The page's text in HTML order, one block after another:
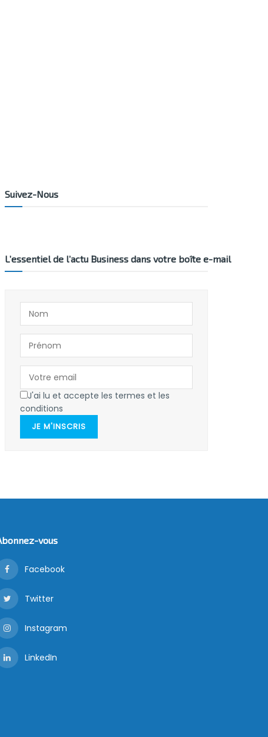
Suivez-Nous
L’essentiel de l’actu Business dans votre boîte e-mail
J'ai lu et accepte les termes et les
conditions
JE M'INSCRIS
vous
Facebook
Twitter
Instagram
LinkedIn